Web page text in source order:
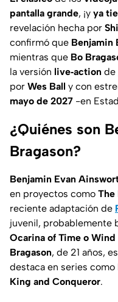
pantalla grande, ¡y ya
revelación hecha por
confirmó que Benjamin
mientras que Bo
la versión live‑action de
por Wes Ball y con
mayo de 2027 -en
¿Quiénes son
Bragason?
Benjamin Evan
en proyectos como The
reciente adaptación de
juvenil, probablemente
Ocarina of Time o Wind
Bragason, de 21 años,
destaca en series como
King and Conqueror.